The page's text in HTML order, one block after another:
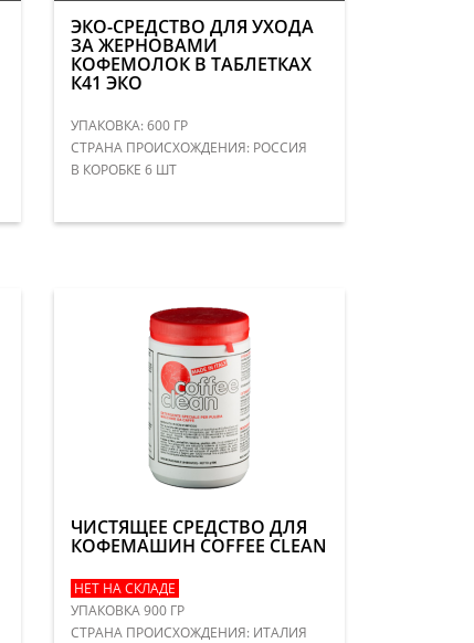
ЭКО-СРЕДСТВО ДЛЯ УХОДА
ЗА ЖЕРНОВАМИ
КОФЕМОЛОК В ТАБЛЕТКАХ
К41 ЭКО
УПАКОВКА: 600 ГР
СТРАНА ПРОИСХОЖДЕНИЯ: РОССИЯ
В КОРОБКЕ 6 ШТ
ЧИСТЯЩЕЕ СРЕДСТВО ДЛЯ
КОФЕМАШИН COFFEE CLEAN
НЕТ НА СКЛАДЕ
УПАКОВКА 900 ГР
СТРАНА ПРОИСХОЖДЕНИЯ: ИТАЛИЯ